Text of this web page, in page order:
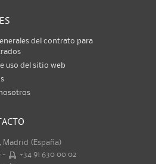
del contrato para
uso del sitio web
Madrid (España)
-
+34 91 630 00 02